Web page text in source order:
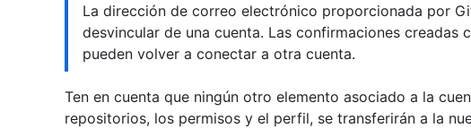
La dirección de correo electrónico proporcionada por
desvincular de una cuenta. Las confirmaciones creadas
pueden volver a conectar a otra cuenta.
Ten en cuenta que ningún otro elemento asociado a la
repositorios, los permisos y el perfil, se transferirán a la